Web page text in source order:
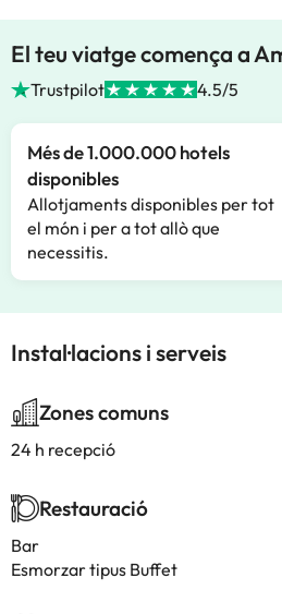
El teu viatge comença a
Trustpilot 4.5/5
Més de 1.000.000 hotels
disponibles
Allotjaments disponibles per tot
el món i per a tot allò que
necessitis.
Instal·lacions i serveis
Zones comuns
24 h recepció
Restauració
Bar
Esmorzar tipus Buffet